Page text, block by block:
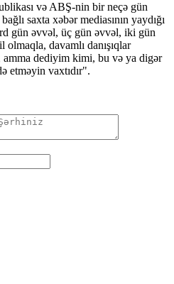
və ABŞ-nin bir neçə gün
saxta xəbər mediasının yaydığı
gün əvvəl, üç gün əvvəl, iki gün
davamlı danışıqlar
amma dediyim kimi, bu və ya digər
etməyin vaxtıdır".